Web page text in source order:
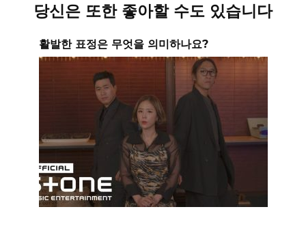
당신은 또한 좋아할 수도 있습니다
활발한 표정은 무엇을 의미하나요?